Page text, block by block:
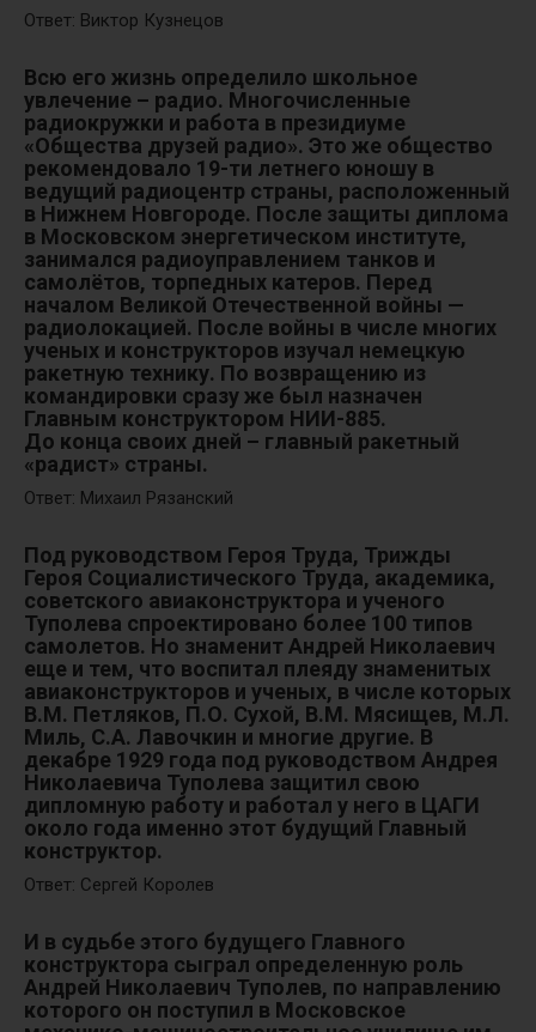
Ответ: Виктор Кузнецов
Всю его жизнь определило школьное
увлечение – радио. Многочисленные
радиокружки и работа в президиуме
«Общества друзей радио». Это же общество
рекомендовало 19-ти летнего юношу в
ведущий радиоцентр страны, расположенный
в Нижнем Новгороде. После защиты диплома
в Московском энергетическом институте,
занимался радиоуправлением танков и
самолётов, торпедных катеров. Перед
началом Великой Отечественной войны —
радиолокацией. После войны в числе многих
ученых и конструкторов изучал немецкую
ракетную технику. По возвращению из
командировки сразу же был назначен
Главным конструктором НИИ-885.
До конца своих дней – главный ракетный
«радист» страны.
Ответ: Михаил Рязанский
Под руководством Героя Труда, Трижды
Героя Социалистического Труда, академика,
советского авиаконструктора и ученого
Туполева спроектировано более 100 типов
самолетов. Но знаменит Андрей Николаевич
еще и тем, что воспитал плеяду знаменитых
авиаконструкторов и ученых, в числе которых
В.М. Петляков, П.О. Сухой, В.М. Мясищев, М.Л.
Миль, С.А. Лавочкин и многие другие. В
декабре 1929 года под руководством Андрея
Николаевича Туполева защитил свою
дипломную работу и работал у него в ЦАГИ
около года именно этот будущий Главный
конструктор.
Ответ: Сергей Королев
И в судьбе этого будущего Главного
конструктора сыграл определенную роль
Андрей Николаевич Туполев, по направлению
которого он поступил в Московское